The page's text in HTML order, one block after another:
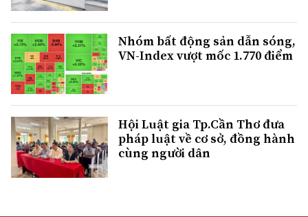
Nhóm bất động sản dẫn sóng,
VN-Index vượt mốc 1.770 điểm
Hội Luật gia Tp.Cần Thơ đưa
pháp luật về cơ sở, đồng hành
cùng người dân